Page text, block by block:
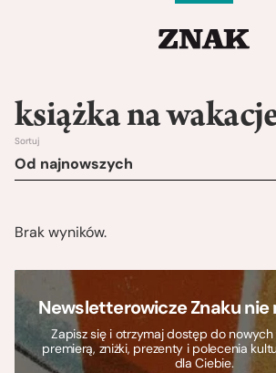
książka na
Sortuj
Od najnowszych
Brak wyników.
Newsletterowicze Znaku nie
Zapisz się i otrzymaj dostęp do
premierą, zniżki, prezenty i polecenia
dla Ciebie.